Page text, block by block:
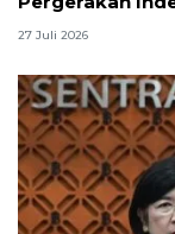
27 Juli 2026